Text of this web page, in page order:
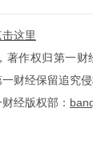
这里
著作权归第一
财经保留追究侵
经版权部：